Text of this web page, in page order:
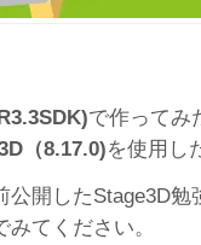
で作ってみ
（8.17.0)を使用し
公開したStage3D勉
てください。